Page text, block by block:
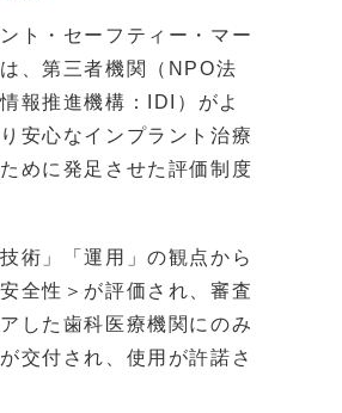
ント・セーフティー・マー
、第三者機関（NPO法
報推進機構：IDI）がよ
安心なインプラント治療
めに発足させた評価制度
技術」「運用」の観点から
全性＞が評価され、審査
した歯科医療機関にのみ
交付され、使用が許諾さ